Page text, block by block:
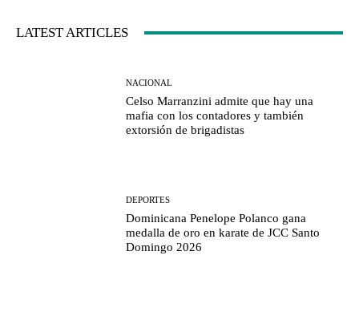
LATEST ARTICLES
NACIONAL
Celso Marranzini admite que hay una
mafia con los contadores y también
extorsión de brigadistas
DEPORTES
Dominicana Penelope Polanco gana
medalla de oro en karate de JCC Santo
Domingo 2026